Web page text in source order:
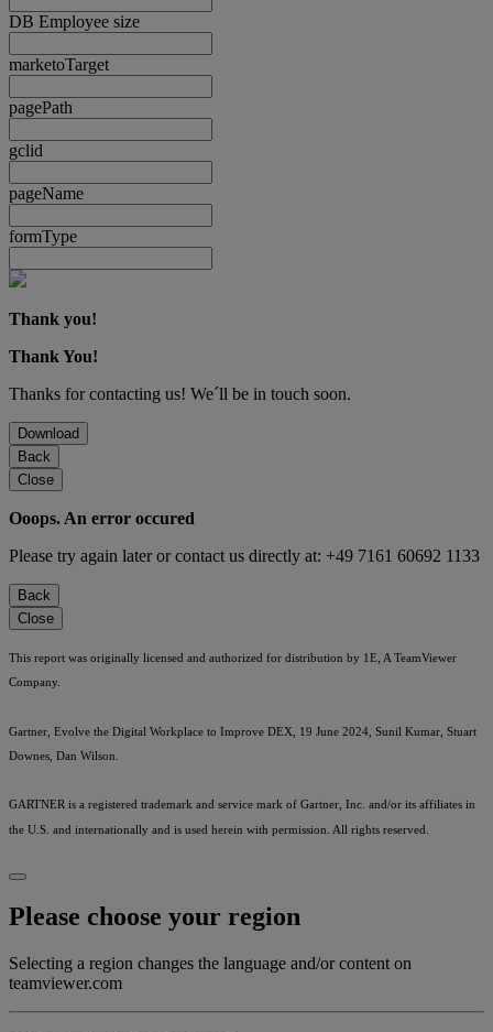
DB Employee size
marketoTarget
pagePath
gclid
pageName
formType
Thank you!
Thank You!
Thanks for contacting us! We´ll be in touch soon.
Download
Back
Close
Ooops. An error occured
Please try again later or contact us directly at: +49 7161 60692 1133
Back
Close
This report was originally licensed and authorized for distribution by 1E, A TeamViewer
Company.
Gartner, Evolve the Digital Workplace to Improve DEX, 19 June 2024, Sunil Kumar, Stuart
Downes, Dan Wilson.
GARTNER is a registered trademark and service mark of Gartner, Inc. and/or its affiliates in
the U.S. and internationally and is used herein with permission. All rights reserved.
Please choose your region
Selecting a region changes the language and/or content on
teamviewer.com